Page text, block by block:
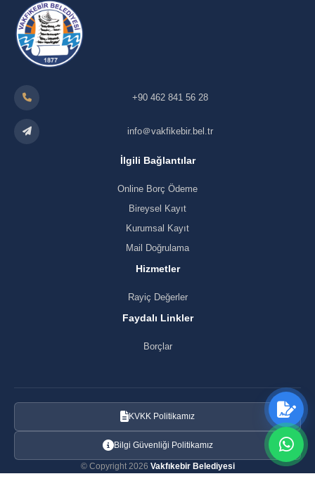
+90 462 841 56 28
info＠vakfikebir.bel.tr
İlgili Bağlantılar
Online Borç Ödeme
Bireysel Kayıt
Kurumsal Kayıt
Mail Doğrulama
Hizmetler
Rayiç Değerler
Faydalı Linkler
Borçlar
KVKK Politikamız
Bilgi Güvenliği Politikamız
© Copyright 2026 Vakfıkebir Belediyesi